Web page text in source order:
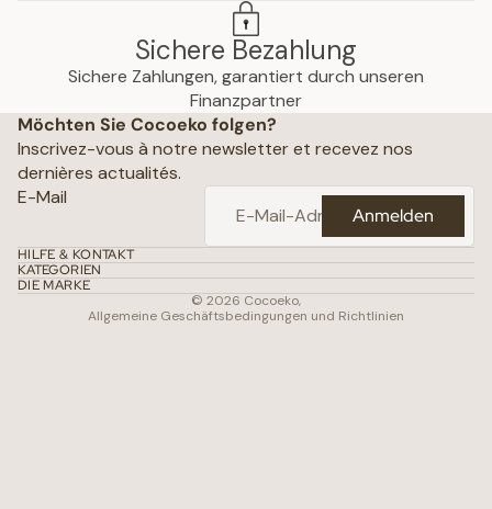
Sichere Bezahlung
Sichere Zahlungen, garantiert durch unseren
Finanzpartner
Möchten Sie Cocoeko folgen?
Inscrivez-vous à notre newsletter et recevez nos
dernières actualités.
E-Mail
Anmelden
HILFE & KONTAKT
KATEGORIEN
DIE MARKE
© 2026 Cocoeko,
Allgemeine Geschäftsbedingungen und Richtlinien
Hinweise
Geschäftsbedingungen